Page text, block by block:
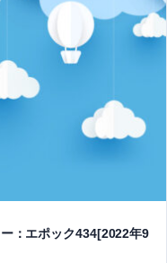
：エポック434[2022年9